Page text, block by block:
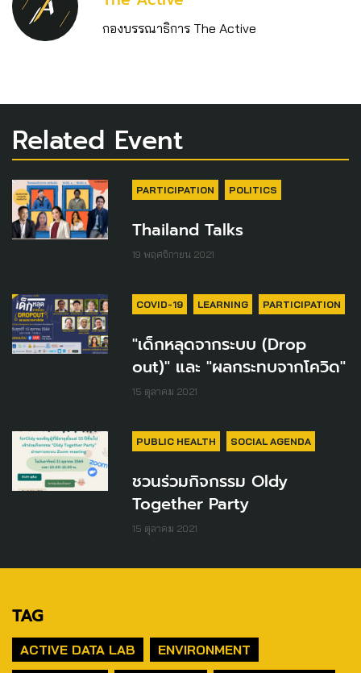
กองบรรณาธิการ The Active
Related Event
PARTICIPATION POLITICS
Thailand Talks
19 พฤศจิกายน 2021
COVID-19 LEARNING PARTICIPATION
"เด็กหลุดจากระบบ (Drop
out)" และ "ผลกระทบจากโควิด"
15 ตุลาคม 2021
PUBLIC HEALTH SOCIAL AGENDA
ชวนร่วมกิจกรรม Oldy
Together Party
15 ตุลาคม 2021
TAG
ACTIVE DATA LAB
ENVIRONMENT